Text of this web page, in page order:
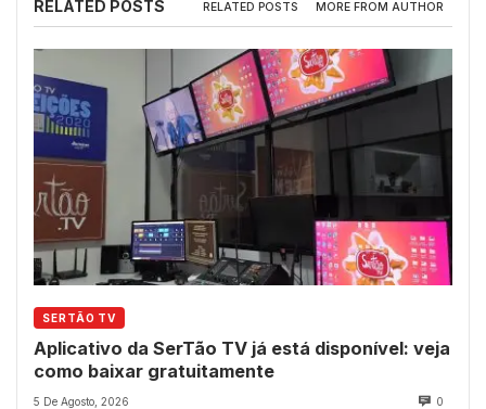
RELATED POSTS RELATED POSTS MORE FROM AUTHOR
SERTÃO TV
Aplicativo da SerTão TV já está disponível: veja
como baixar gratuitamente
5 De Agosto, 2026 0